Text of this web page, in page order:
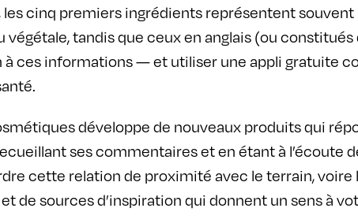
les cinq premiers ingrédients représentent
végétale, tandis que ceux en anglais (ou
ces informations — et utiliser une appli gratuite
développe de nouveaux produits qui
ses commentaires et en étant à l’écoute
cette relation de proximité avec le terrain, voire
de sources d’inspiration qui donnent un sens à